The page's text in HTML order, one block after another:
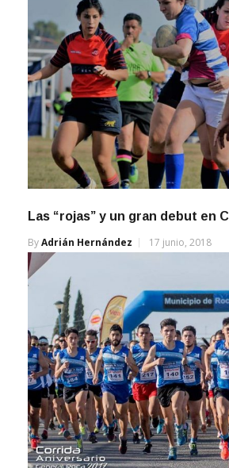
Las “rojas” y un gran debut en
ByAdrián Hernández 17 junio, 2018